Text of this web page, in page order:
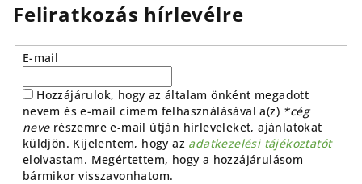
Feliratkozás hírlevélre
E-mail
Hozzájárulok, hogy az általam önként megadott
nevem és e-mail címem felhasználásával a(z) *cég
neverészemre e-mail útján hírleveleket, ajánlatokat
küldjön. Kijelentem, hogy az adatkezelési tájékoztatót
elolvastam. Megértettem, hogy a hozzájárulásom
bármikor visszavonhatom.